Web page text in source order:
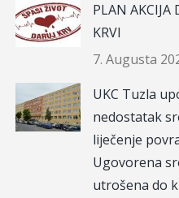
PLAN AKCIJA
KRVI
7. Augusta
UKC Tuzla
nedostatak
liječenje
Ugovorena
utrošena do